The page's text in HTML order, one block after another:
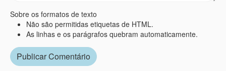
Sobre os formatos de texto
Não são permitidas etiquetas de HTML.
As linhas e os parágrafos quebram automaticamente.